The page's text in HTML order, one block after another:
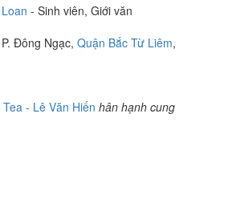
- Sinh viên, Giới văn
Đông Ngạc, Quận Bắc Từ Liêm,
- Lê Văn Hiến hân hạnh cung